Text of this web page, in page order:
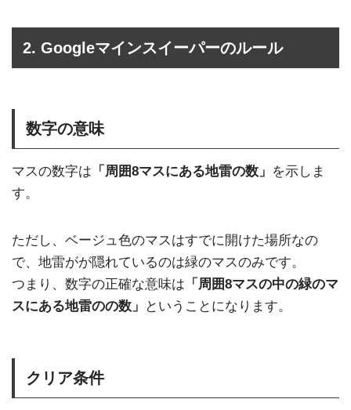
2. Googleマインスイーパーのルール
数字の意味
マスの数字は 「周囲8マスにある地雷の数」 を示しま
す。
ただし、ベージュ色のマスはすでに開けた場所なの
で、地雷がが隠れているのは緑のマスのみです。
つまり、数字の正確な意味は 「周囲8マスの中の緑のマ
スにある地雷のの数」
ということになります。
クリア条件